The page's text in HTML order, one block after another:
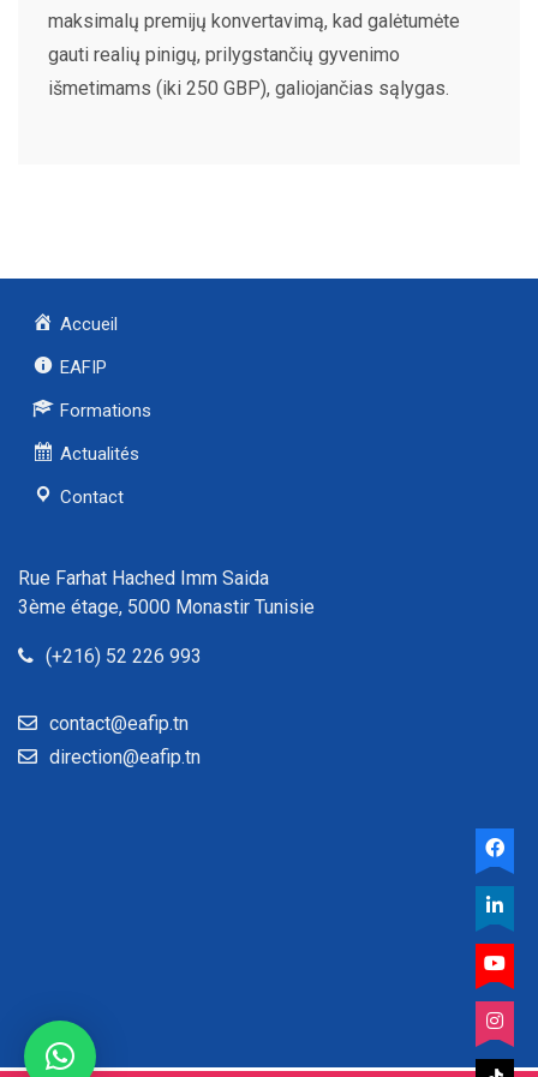
maksimalų premijų konvertavimą, kad galėtumėte
gauti realių pinigų, prilygstančių gyvenimo
išmetimams (iki 250 GBP), galiojančias sąlygas.
Accueil
EAFIP
Formations
Actualités
Contact
Rue Farhat Hached Imm Saida
3ème étage, 5000 Monastir Tunisie
(+216) 52 226 993
contact@eafip.tn
direction@eafip.tn